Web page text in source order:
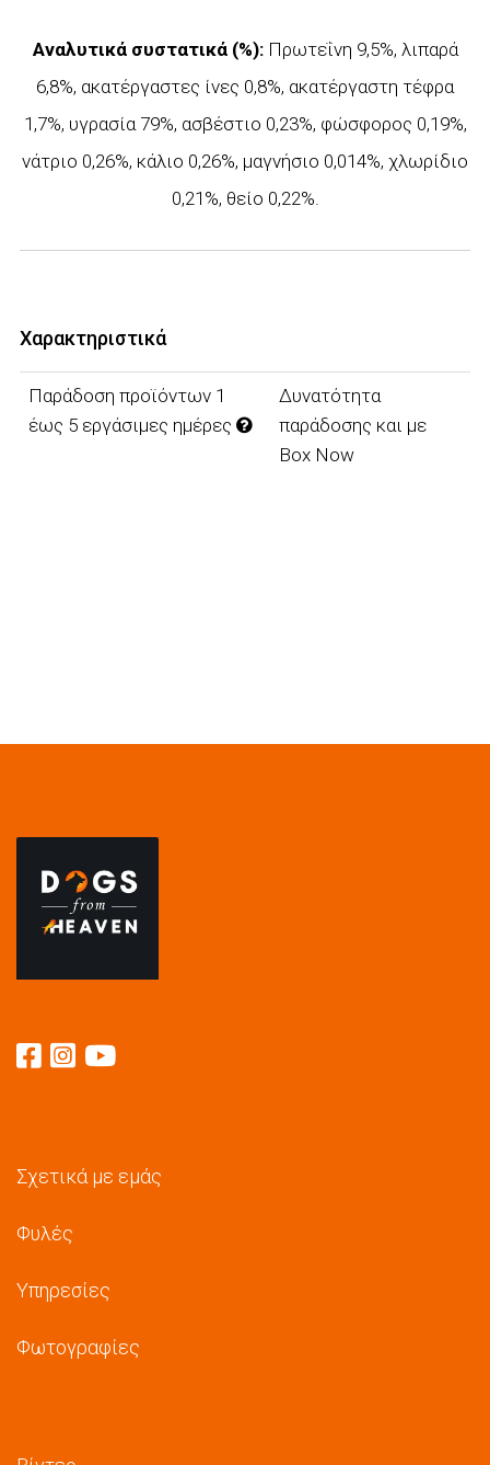
Αναλυτικά συστατικά (%):Πρωτεΐνη 9,5%, λιπαρά
6,8%, ακατέργαστες ίνες 0,8%, ακατέργαστη τέφρα
1,7%, υγρασία 79%, ασβέστιο 0,23%, φώσφορος 0,19%,
νάτριο 0,26%, κάλιο 0,26%, μαγνήσιο 0,014%, χλωρίδιο
0,21%, θείο 0,22%.
Χαρακτηριστικά
Παράδοση προϊόντων 1
έως 5 εργάσιμες ημέρες
Δυνατότητα
παράδοσης και με
Box Now
Σχετικά με εμάς
Φυλές
Υπηρεσίες
Φωτογραφίες